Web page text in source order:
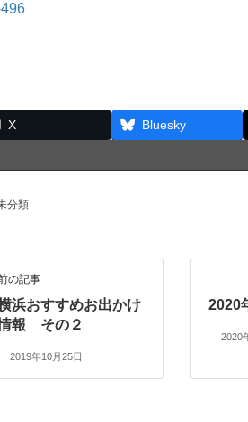
X Bluesky
分類
の記事
浜おすすめお出かけ
報 その２
2019年10月25日
2020
2020